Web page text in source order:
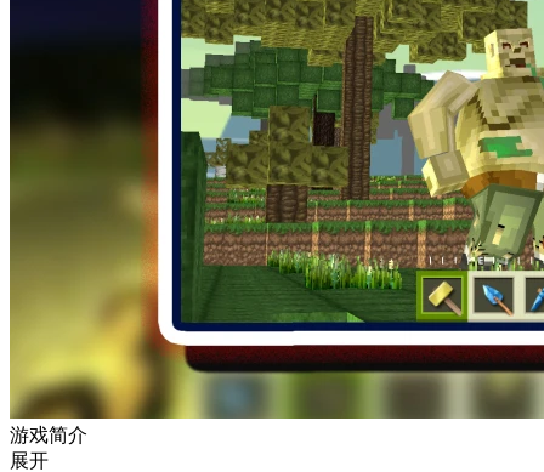
游戏简介
展开